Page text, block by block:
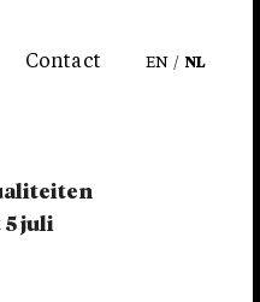
Contact EN / NL
juli